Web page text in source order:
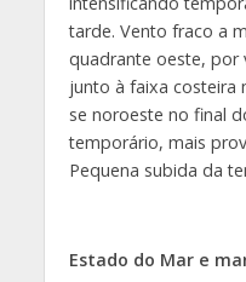
tarde. Vento fraco a
quadrante oeste, por
junto à faixa costeira
se noroeste no final
temporário, mais
Pequena subida da
Estado do Mar e